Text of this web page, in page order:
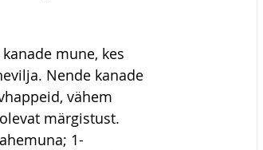
mune, kes
Nende kanade
vähem
märgistust.
1-